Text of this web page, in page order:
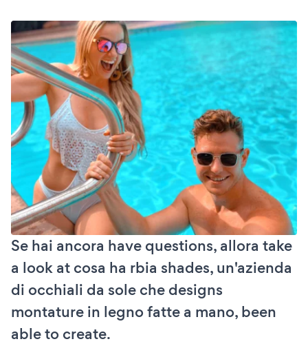
Se hai ancora have questions, allora take
a look at cosa ha rbia shades, un'azienda
di occhiali da sole che designs
montature in legno fatte a mano, been
able to create.